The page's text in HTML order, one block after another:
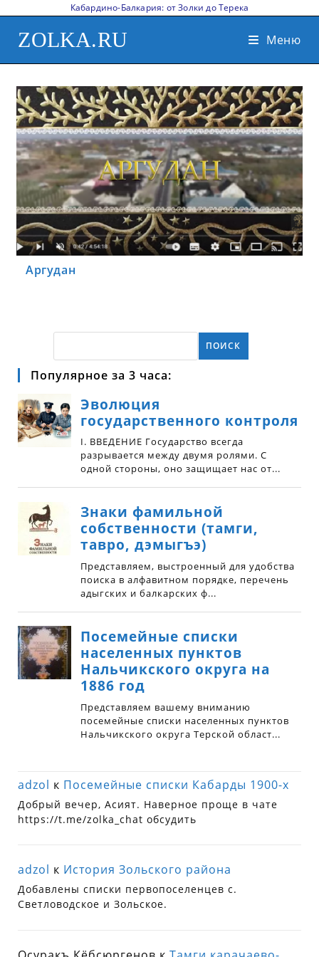
Кабардино-Балкария: от Золки до Терека
ZOLKA.RU Меню
Аргудан
ПОИСК
Популярное за 3 часа:
adzol к Посемейные списки Кабарды 1900-х
Добрый вечер, Асият. Наверное проще в чате
https://t.me/zolka_chat обсудить
adzol к История Зольского района
Добавлены списки первопоселенцев с.
Светловодское и Зольское.